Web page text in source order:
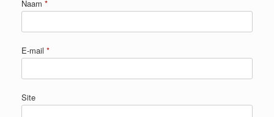
Naam *
E-mail *
Site